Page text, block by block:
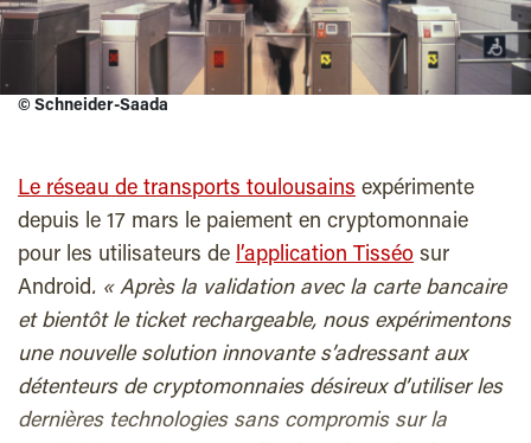
© Schneider-Saada
Le réseau de transports toulousains expérimente
depuis le 17 mars le paiement en cryptomonnaie
pour les utilisateurs de l’application Tisséo sur
Android. « Après la validation avec la carte bancaire
et bientôt le ticket rechargeable, nous expérimentons
une nouvelle solution innovante s’adressant aux
détenteurs de cryptomonnaies désireux d’utiliser les
dernières technologies sans compromis sur la